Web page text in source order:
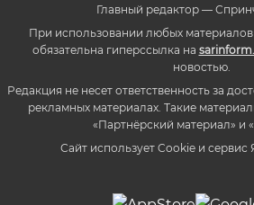
Главный редактор —
При использовании любых
обязательна гиперссылка на
новостью.
Редакция не несет ответственность за
рекламных материалах. Такие
«Партнёрский материал» и
Сайт использует Cookie и